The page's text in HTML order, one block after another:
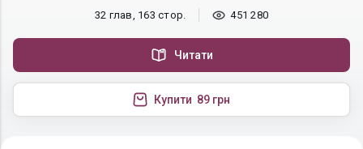
32 глав, 163 стор. 451 280
Читати
Купити 89 грн